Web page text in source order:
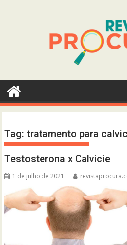
Tag:tratamento para
Testosterona x Calvicie
1 de julho de 2021